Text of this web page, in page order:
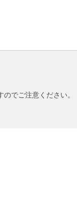
のでご注意ください